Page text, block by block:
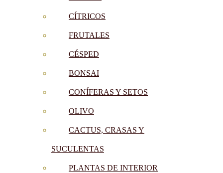
CÍTRICOS
FRUTALES
CÉSPED
BONSAI
CONÍFERAS Y SETOS
OLIVO
CACTUS, CRASAS Y
SUCULENTAS
PLANTAS DE INTERIOR